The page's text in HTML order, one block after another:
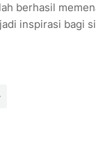
berhasil
inspirasi bagi